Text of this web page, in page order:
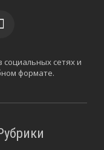
сетях и
формате.